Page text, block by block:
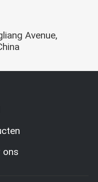
0.5m/min~25m/min
Avenue,
ons